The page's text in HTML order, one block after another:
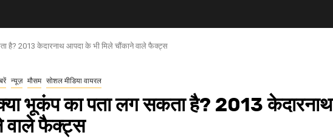
है? 2013 केदारनाथ आपदा के भी मिले चौंकाने वाले फैक्ट्स
न्यूज़ मौसम सोशल मीडिया वायरल
भूकंप का पता लग सकता है? 2013 केदारनाथ
वाले फैक्ट्स